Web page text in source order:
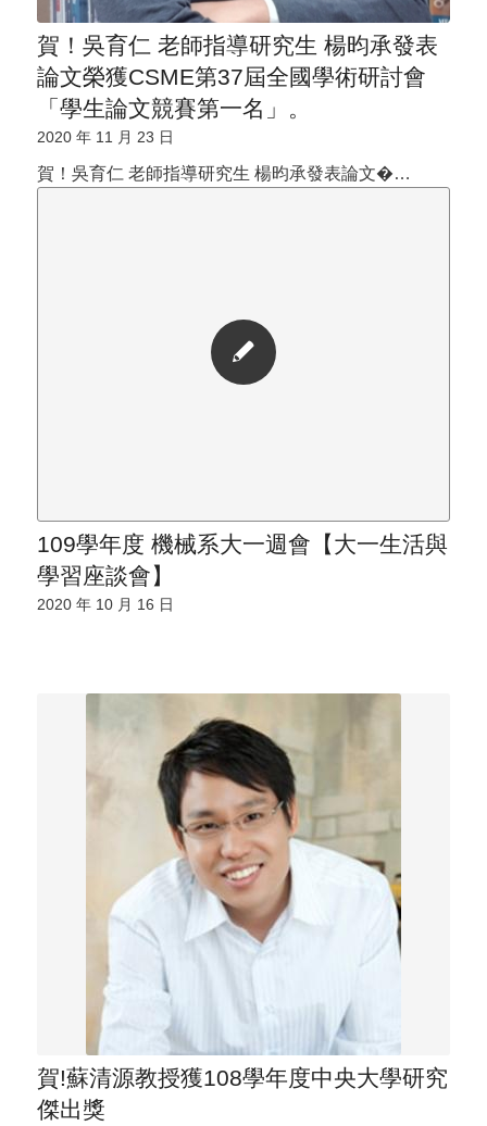
賀！吳育仁 老師指導研究生 楊昀承發表
論文榮獲CSME第37屆全國學術研討會
「學生論文競賽第一名」。
2020 年 11 月 23 日
賀！吳育仁 老師指導研究生 楊昀承發表論文�…
109學年度 機械系大一週會【大一生活與
學習座談會】
2020 年 10 月 16 日
賀!蘇清源教授獲108學年度中央大學研究
傑出獎